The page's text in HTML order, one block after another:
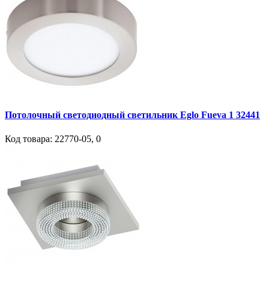
Потолочный светодиодный светильник Eglo Fueva 1 32441
Код товара: 22770-05, 0